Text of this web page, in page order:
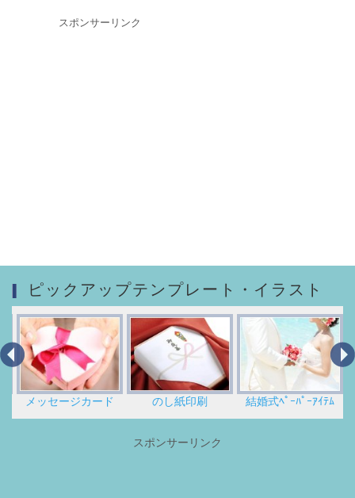
スポンサーリンク
ピックアップテンプレート・イラスト
メッセージカード のし紙印刷 結婚式ﾍﾟｰﾊﾟｰｱｲﾃﾑ
スポンサーリンク